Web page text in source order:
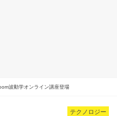
波動学オンライン講座登場
テクノロジー